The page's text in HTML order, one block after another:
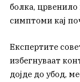
болка,
симптоми кај
Експертите
избегнуваат
дојде до убод,